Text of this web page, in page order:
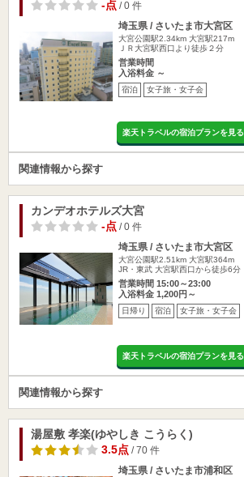
-点/ 0 件
埼玉県 / さいたま市大宮区
大宮公園駅2.34km 大宮駅217m
ＪＲ大宮駅西口より徒歩２分
営業時間
入浴料金 ～
宿泊 女子旅・女子会
楽天トラベルの宿泊プランを見る
関連情報から探す
カンデオホテルズ大宮
-点/ 0 件
埼玉県 / さいたま市大宮区
大宮公園駅2.51km 大宮駅364m
JR・東武 大宮駅西口から徒歩6分
営業時間 15:00～23:00
入浴料金 1,200円～
日帰り 宿泊 女子旅・女子会
楽天トラベルの宿泊プランを見る
関連情報から探す
湯屋敷 孝楽(ゆやしき こうらく)
3.5点/ 70 件
埼玉県 / さいたま市浦和区